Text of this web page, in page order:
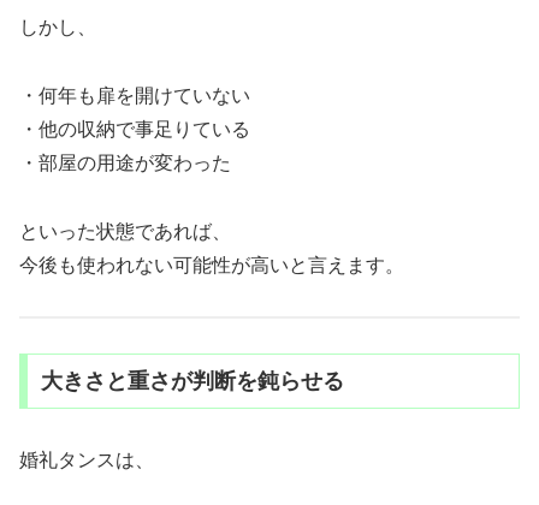
しかし、
・何年も扉を開けていない
・他の収納で事足りている
・部屋の用途が変わった
といった状態であれば、
今後も使われない可能性が高いと言えます。
大きさと重さが判断を鈍らせる
婚礼タンスは、